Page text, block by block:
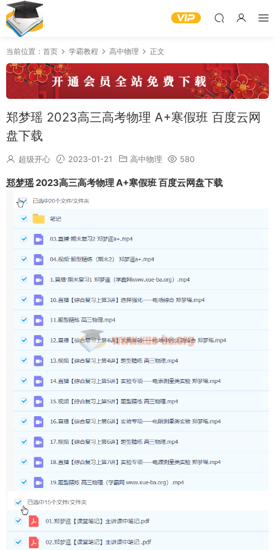
当前位置： 首页 学霸教程 高中物理 正文
郑梦瑶 2023高三高考物理 A+寒假班 百度云网
盘下载
超级开心 2023-01-21 高中物理 580
郑梦瑶2023高三高考物理 A+寒假班 百度云网盘下载